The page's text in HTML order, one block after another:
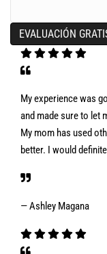
My experience was
and made sure to let
My mom has used
better. I would
— Ashley Magana